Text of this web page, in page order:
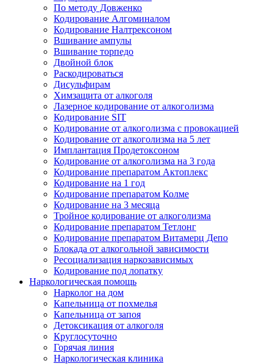
По методу Довженко
Кодирование Алгоминалом
Кодирование Налтрексоном
Вшивание ампулы
Вшивание торпедо
Двойной блок
Раскодироваться
Дисульфирам
Химзащита от алкоголя
Лазерное кодирование от алкоголизма
Кодирование SIT
Кодирование от алкоголизма с провокацией
Кодирование от алкоголизма на 5 лет
Имплантация Продетоксоном
Кодирование от алкоголизма на 3 года
Кодирование препаратом Актоплекс
Кодирование на 1 год
Кодирование препаратом Колме
Кодирование на 3 месяца
Тройное кодирование от алкоголизма
Кодирование препаратом Тетлонг
Кодирование препаратом Витамерц Депо
Блокада от алкогольной зависимости
Ресоциализация наркозависимых
Кодирование под лопатку
Наркологическая помощь
Нарколог на дом
Капельница от похмелья
Капельница от запоя
Детоксикация от алкоголя
Круглосуточно
Горячая линия
Наркологическая клиника